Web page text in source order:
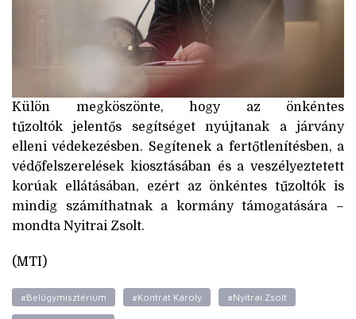
Külön megköszönte, hogy az önkéntes
tűzoltók jelentős segítséget nyújtanak a járvány
elleni védekezésben. Segítenek a fertőtlenítésben, a
védőfelszerelések kiosztásában és a veszélyeztetett
korúak ellátásában, ezért az önkéntes tűzoltók is
mindig számíthatnak a kormány támogatására –
mondta Nyitrai Zsolt.
(MTI)
#Belügymisztérium #Kontrát Károly #Nyitrai Zsolt